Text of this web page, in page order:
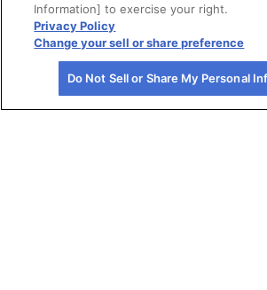
Information] to exercise your right.
Privacy Policy
Change your sell or share preference
Do Not Sell or Share My Personal